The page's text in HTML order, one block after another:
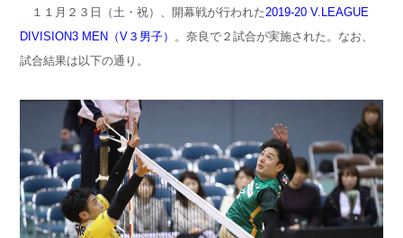
１１月２３日（土・祝）、開幕戦が行われた2019-20 V.LEAGUE
DIVISION3 MEN（V３男子） 。奈良 で２試合が実施された。なお、
試合結果は以下の通り。